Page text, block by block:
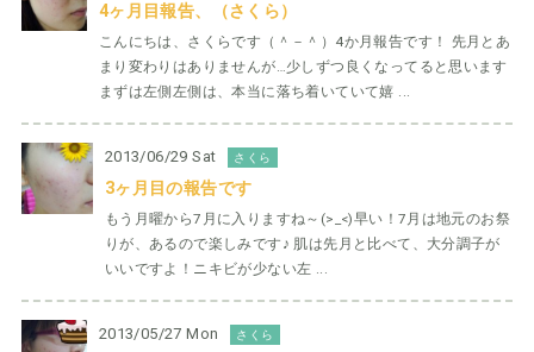
4ヶ月目報告、（さくら）
こんにちは、さくらです（＾－＾）4か月報告です！ 先月とあ
まり変わりはありませんが…少しずつ良くなってると思います
まずは左側左側は、本当に落ち着いていて嬉 ...
2013/06/29 Sat さくら
3ヶ月目の報告です
もう月曜から7月に入りますね～(>_<)早い！7月は地元のお祭
りが、あるので楽しみです♪ 肌は先月と比べて、大分調子が
いいですよ！ニキビが少ない左 ...
2013/05/27 Mon さくら